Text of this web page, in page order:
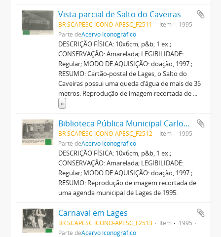
Vista parcial de Salto do Caveiras
BR SCAPESC ICONO-APESC_F2511 Item
1995
Parte deAcervo Iconográfico
DESCRIÇÃO FÍSICA: 10x6cm, p&b, 1 ex.;
CONSERVAÇÃO: Amarelada; LEGIBILIDADE:
Regular; MODO DE AQUISIÇÃO: doação, 1997.;
RESUMO: Cartão-postal de Lages, o Salto do
Caveiras possui uma queda d’água de mais de 35
metros. Reprodução de imagem recortada de ...
»
Biblioteca Pública Municipal Carlos Dorval Macedo
BR SCAPESC ICONO-APESC_F2512 Item
1995
Parte deAcervo Iconográfico
DESCRIÇÃO FÍSICA: 10x6cm, p&b, 1 ex.;
CONSERVAÇÃO: Amarelada; LEGIBILIDADE:
Regular; MODO DE AQUISIÇÃO: doação, 1997.;
RESUMO: Reprodução de imagem recortada de
uma agenda municipal de Lages de 1995.
Carnaval em Lages
BR SCAPESC ICONO-APESC_F2513 Item
1995
Parte deAcervo Iconográfico